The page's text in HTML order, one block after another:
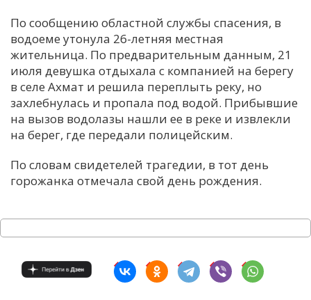
М
Н
У
Х
Ч
По сообщению областной службы спасения, в
водоеме утонула 26-летняя местная
жительница. По предварительным данным, 21
июля девушка отдыхала с компанией на берегу
в селе Ахмат и решила переплыть реку, но
захлебнулась и пропала под водой. Прибывшие
на вызов водолазы нашли ее в реке и извлекли
на берег, где передали полицейским.
По словам свидетелей трагедии, в тот день
горожанка отмечала свой день рождения.